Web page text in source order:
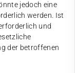
jedoch eine
werden. Ist
und
der betroffenen